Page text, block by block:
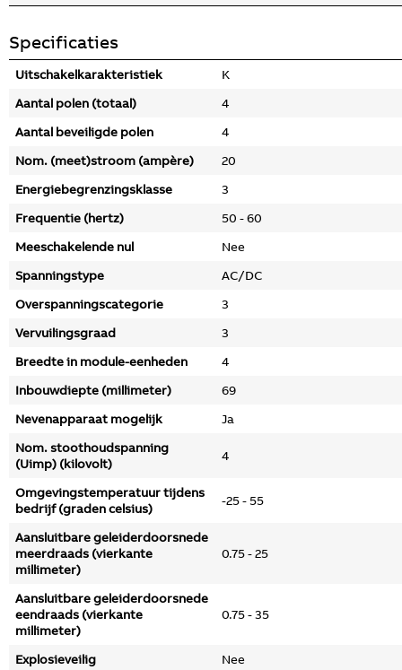
Specificaties
Uitschakelkarakteristiek
K
Aantal polen (totaal)
4
Aantal beveiligde polen
4
Nom. (meet)stroom (ampère)
20
Energiebegrenzingsklasse
3
Frequentie (hertz)
50 - 60
Meeschakelende nul
Nee
Spanningstype
AC/DC
Overspanningscategorie
3
Vervuilingsgraad
3
Breedte in module-eenheden
4
Inbouwdiepte (millimeter)
69
Nevenapparaat mogelijk
Ja
Nom. stoothoudspanning
(Uimp) (kilovolt)
4
Omgevingstemperatuur tijdens
bedrijf (graden celsius)
-25 - 55
Aansluitbare geleiderdoorsnede
meerdraads (vierkante
millimeter)
0.75 - 25
Aansluitbare geleiderdoorsnede
eendraads (vierkante
millimeter)
0.75 - 35
Explosieveilig
Nee